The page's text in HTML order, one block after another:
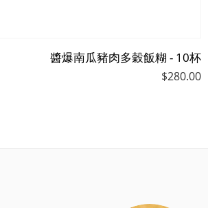
醬爆南瓜豬肉多穀飯糊 - 10杯
$280.00